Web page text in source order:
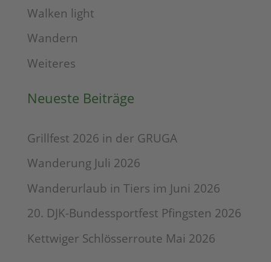
Walken light
Wandern
Weiteres
Neueste Beiträge
Grillfest 2026 in der GRUGA
Wanderung Juli 2026
Wanderurlaub in Tiers im Juni 2026
20. DJK-Bundessportfest Pfingsten 2026
Kettwiger Schlösserroute Mai 2026